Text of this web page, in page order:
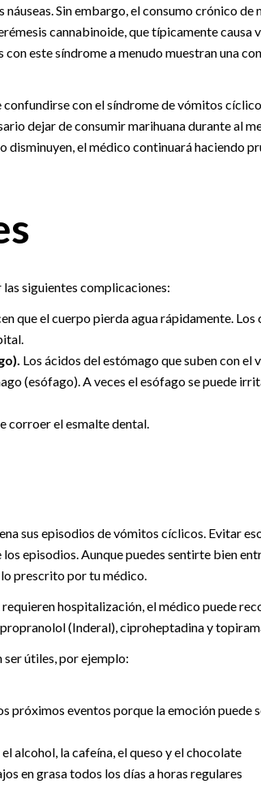
Sin embargo, el consumo crónico de
cannabinoide, que típicamente causa
este síndrome a menudo muestran una
con el síndrome de vómitos
dejar de consumir marihuana durante al
disminuyen, el médico continuará haciendo
siguientes complicaciones:
que el cuerpo pierda agua rápidamente. Los
Los ácidos del estómago que suben con el
(esófago). A veces el esófago se puede
corroer el esmalte dental.
sus episodios de vómitos cíclicos. Evitar
episodios. Aunque puedes sentirte bien
prescrito por tu médico.
hospitalización, el médico puede
(Inderal), ciproheptadina y
ser útiles, por ejemplo:
próximos eventos porque la emoción puede
alcohol, la cafeína, el queso y el chocolate
en grasa todos los días a horas regulares